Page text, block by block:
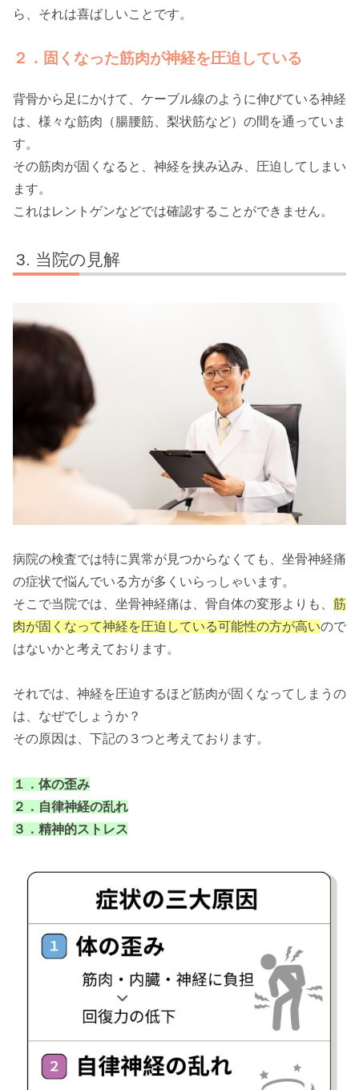
ら、それは喜ばしいことです。
２．固くなった筋肉が神経を圧迫している
背骨から足にかけて、ケーブル線のように伸びている神経
は、様々な筋肉（腸腰筋、梨状筋など）の間を通っていま
す。
その筋肉が固くなると、神経を挟み込み、圧迫してしまい
ます。
これはレントゲンなどでは確認することができません。
当院の見解
病院の検査では特に異常が見つからなくても、坐骨神経痛
の症状で悩んでいる方が多くいらっしゃいます。
そこで当院では、坐骨神経痛は、骨自体の変形よりも、 筋
肉が固くなって神経を圧迫している可能性の方が高いので
はないかと考えております。
それでは、神経を圧迫するほど筋肉が固くなってしまうの
は、なぜでしょうか？
その原因は、下記の３つと考えております。
１．体の歪み
２．自律神経の乱れ
３．精神的ストレス